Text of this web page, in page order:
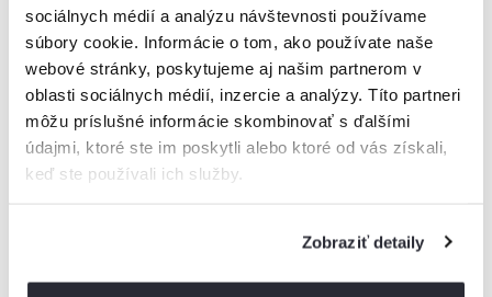
sociálnych médií a analýzu návštevnosti používame
súbory cookie. Informácie o tom, ako používate naše
webové stránky, poskytujeme aj našim partnerom v
oblasti sociálnych médií, inzercie a analýzy. Títo partneri
môžu príslušné informácie skombinovať s ďalšími
údajmi, ktoré ste im poskytli alebo ktoré od vás získali,
keď ste používali ich služby.
Zobraziť detaily
Pre turistov
Zdolať Veľký Rozsutec, obdivovať Šútovský vodopád alebo
brázdiť lyžiarske svahy v obľúbenom stredisku Vrátna či
Martinky. Malá Fatra prináša hory možností, ako si vychutnať
pohorie na severe Slovenska naplno.